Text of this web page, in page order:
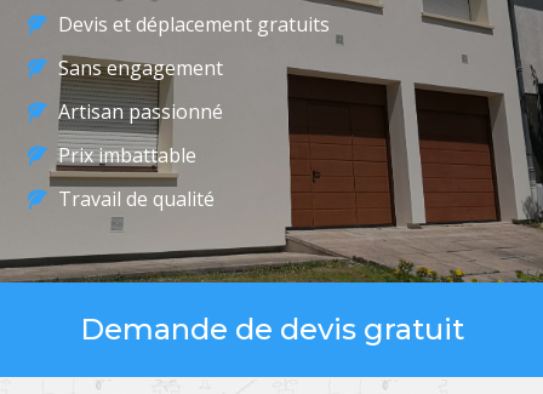
Devis et déplacement gratuits
Sans engagement
Artisan passionné
Prix imbattable
Travail de qualité
Demande de devis gratuit